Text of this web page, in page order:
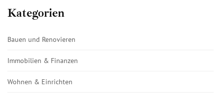
Kategorien
Bauen und Renovieren
Immobilien & Finanzen
Wohnen & Einrichten